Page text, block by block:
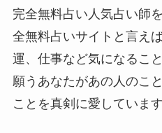
完全無料占い人気占い師
全無料占いサイトと言え
運、仕事など気になるこ
願うあなたがあの人のこ
ことを真剣に愛しています